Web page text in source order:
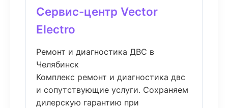
Сервис-центр Vector
Electro
Ремонт и диагностика ДВС в
Челябинск
Комплекс ремонт и диагностика двс
и сопутствующие услуги. Сохраняем
дилерскую гарантию при